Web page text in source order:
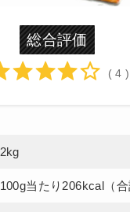
総合評価
( 4 )
2kg
100g当たり206kcal（合